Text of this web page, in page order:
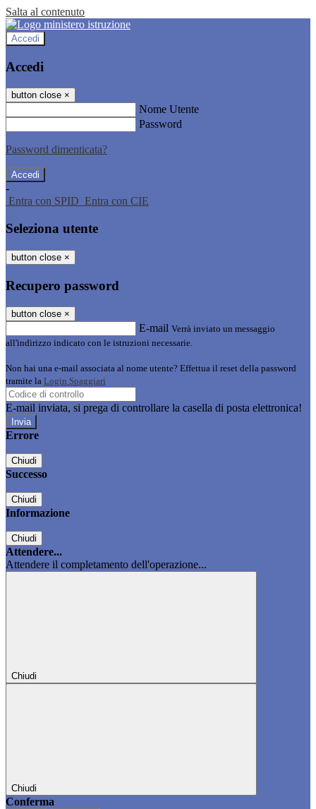
Salta al contenuto
Accedi
Accedi
button close ×
Nome Utente
Password
Password dimenticata?
-
Entra con SPID Entra con CIE
Seleziona utente
button close ×
Recupero password
button close ×
E-mail Verrà inviato un messaggio
all'indirizzo indicato con le istruzioni necessarie.
Non hai una e-mail associata al nome utente? Effettua il reset della password
tramite la Login Spaggiari
E-mail inviata, si prega di controllare la casella di posta elettronica!
Errore
Chiudi
Successo
Chiudi
Informazione
Chiudi
Attendere...
Attendere il completamento dell'operazione...
Chiudi
Chiudi
Conferma